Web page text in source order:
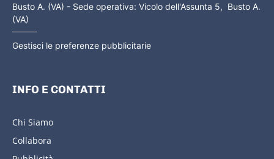
Busto A. (VA) - Sede operativa: Vicolo dell'Assunta 5, Busto A.
(VA)
Gestisci le preferenze pubblicitarie
INFO E CONTATTI
Chi Siamo
Collabora